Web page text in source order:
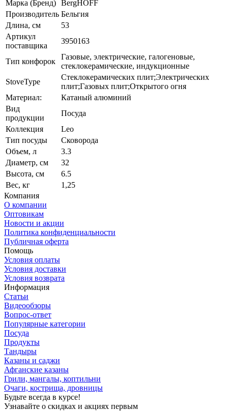
Марка (Бренд) BergHOFF
Производитель Бельгия
Длина, см
53
Артикул
поставщика
3950163
Тип конфорок
Газовые, электрические, галогеновые,
стеклокерамические, индукционные
StoveType
Стеклокерамических плит;Электрических
плит;Газовых плит;Открытого огня
Материал:
Катаный алюминий
Вид
продукции
Посуда
Коллекция
Leo
Тип посуды
Сковорода
Объем, л
3.3
Диаметр, см
32
Высота, см
6.5
Вес, кг
1,25
Компания
О компании
Оптовикам
Новости и акции
Политика конфиденциальности
Публичная оферта
Помощь
Условия оплаты
Условия доставки
Условия возврата
Информация
Статьи
Видеообзоры
Вопрос-ответ
Популярные категории
Посуда
Продукты
Тандыры
Казаны и саджи
Афганские казаны
Грили, мангалы, коптильни
Очаги, кострища, дровницы
Будьте всегда в курсе!
Узнавайте о скидках и акциях первым